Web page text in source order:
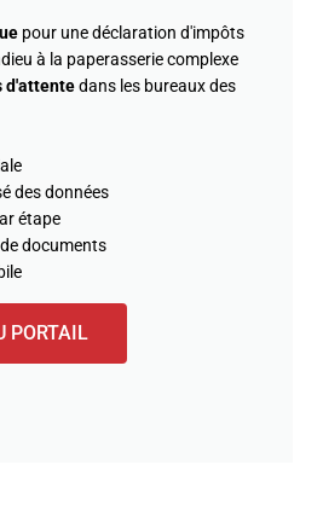
pour une déclaration d'impôts
à la paperasserie complexe
d'attentedans les bureaux des
des données
étape
documents
PORTAIL